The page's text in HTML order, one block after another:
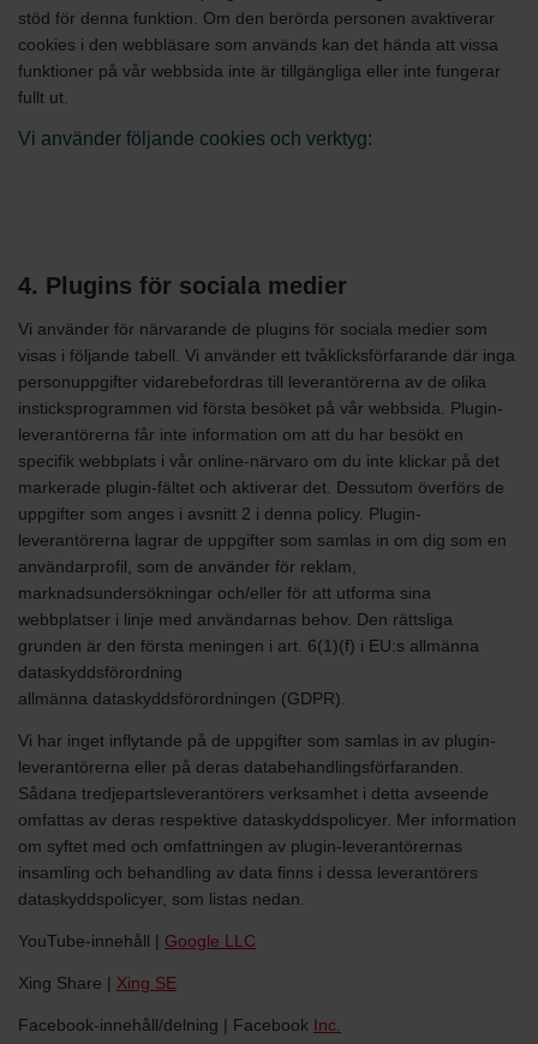
stöd för denna funktion. Om den berörda personen avaktiverar
cookies i den webbläsare som används kan det hända att vissa
funktioner på vår webbsida inte är tillgängliga eller inte fungerar
fullt ut.
Vi använder följande cookies och verktyg:
4. Plugins för sociala medier
Vi använder för närvarande de plugins för sociala medier som
visas i följande tabell. Vi använder ett tvåklicksförfarande där inga
personuppgifter vidarebefordras till leverantörerna av de olika
insticksprogrammen vid första besöket på vår webbsida. Plugin-
leverantörerna får inte information om att du har besökt en
specifik webbplats i vår online-närvaro om du inte klickar på det
markerade plugin-fältet och aktiverar det. Dessutom överförs de
uppgifter som anges i avsnitt 2 i denna policy. Plugin-
leverantörerna lagrar de uppgifter som samlas in om dig som en
användarprofil, som de använder för reklam,
marknadsundersökningar och/eller för att utforma sina
webbplatser i linje med användarnas behov. Den rättsliga
grunden är den första meningen i art. 6(1)(f) i EU:s allmänna
dataskyddsförordning
allmänna dataskyddsförordningen (GDPR).
Vi har inget inflytande på de uppgifter som samlas in av plugin-
leverantörerna eller på deras databehandlingsförfaranden.
Sådana tredjepartsleverantörers verksamhet i detta avseende
omfattas av deras respektive dataskyddspolicyer. Mer information
om syftet med och omfattningen av plugin-leverantörernas
insamling och behandling av data finns i dessa leverantörers
dataskyddspolicyer, som listas nedan.
YouTube-innehåll | Google LLC
Xing Share | Xing SE
Facebook-innehåll/delning | Facebook Inc.